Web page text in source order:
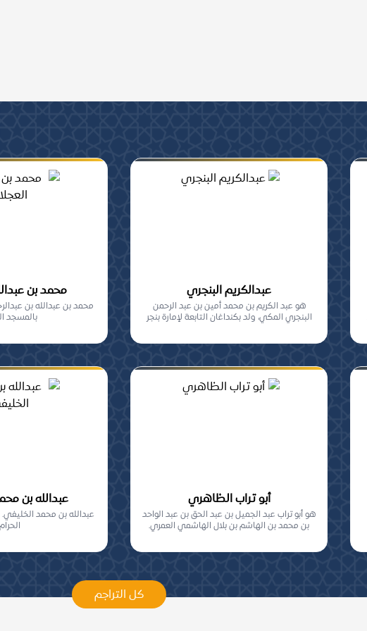
المعاصرين.
عبدالكريم البنجري
هو عبد الكريم بن محمد أمين بن عبد الرحمن
البنجري المكي، ولد بكنداغان التابعة لإمارة بنجر
محمد بن
محمد بن عبدالله بن
بالمسجد
أبو تراب الظاهري
هو أبو تراب عبد الجميل بن عبد الحق بن عبد الواحد
بن محمد بن الهاشم بن بلال الهاشمي العمري.
عبدالله بن
عبدالله بن محمد
كل التراجم